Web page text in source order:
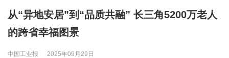
从“异地安居”到“品质共融” 长三角5200万老人
的跨省幸福图景
中国工业报 2025年09月29日